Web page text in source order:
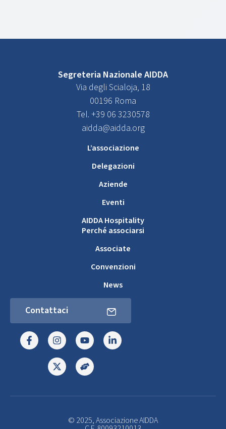
Segreteria Nazionale AIDDA
Via degli Scialoja, 18
00196 Roma
Tel. +39 06 3230578
aidda@aidda.org
L’associazione
Delegazioni
Aziende
Eventi
AIDDA Hospitality
Perché associarsi
Associate
Convenzioni
News
Contattaci
© 2025, Associazione AIDDA